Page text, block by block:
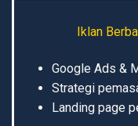
Iklan
Google Ads &
Strategi
Landing page